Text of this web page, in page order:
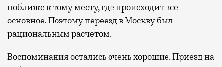
поближе к тому месту, где происходит все
основное. Поэтому переезд в Москву был
рациональным расчетом.
Воспоминания остались очень хорошие. Приезд на